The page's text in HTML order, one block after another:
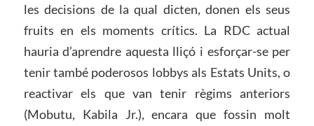
les decisions de la qual dicten, donen els seus
fruits en els moments crítics. La RDC actual
hauria d’aprendre aquesta lliçó i esforçar-se per
tenir també poderosos lobbys als Estats Units, o
reactivar els que van tenir règims anteriors
(Mobutu, Kabila Jr.), encara que fossin molt